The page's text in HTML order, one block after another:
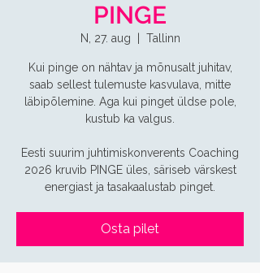
PINGE
N, 27. aug Tallinn
Kui pinge on nähtav ja mõnusalt juhitav,
saab sellest tulemuste kasvulava, mitte
läbipõlemine. Aga kui pinget üldse pole,
kustub ka valgus.
Eesti suurim juhtimiskonverents Coaching
2026 kruvib PINGE üles, säriseb värskest
energiast ja tasakaalustab pinget.
Osta pilet